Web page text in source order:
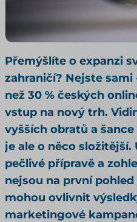
Přemýšlíte o expanzi
zahraničí? Nejste
než 30 % českých
vstup na nový trh.
vyšších obratů a
je ale o něco složitější.
pečlivé přípravě a
nejsou na první
mohou ovlivnit
marketingové